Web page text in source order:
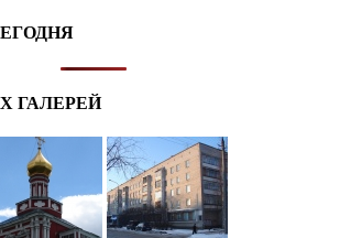
ГАЛЕРЕЙ